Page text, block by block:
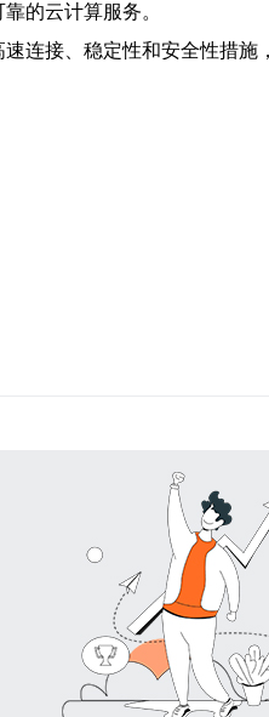
的云计算服务。
连接、稳定性和安全性措